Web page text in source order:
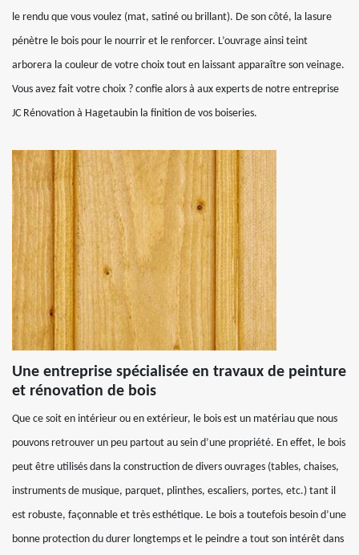
le rendu que vous voulez (mat, satiné ou brillant). De son côté, la lasure
pénètre le bois pour le nourrir et le renforcer. L’ouvrage ainsi teint
arborera la couleur de votre choix tout en laissant apparaître son veinage.
Vous avez fait votre choix ? confie alors à aux experts de notre entreprise
JC Rénovation à Hagetaubin la finition de vos boiseries.
Une entreprise spécialisée en travaux de peinture
et rénovation de bois
Que ce soit en intérieur ou en extérieur, le bois est un matériau que nous
pouvons retrouver un peu partout au sein d’une propriété. En effet, le bois
peut être utilisés dans la construction de divers ouvrages (tables, chaises,
instruments de musique, parquet, plinthes, escaliers, portes, etc.) tant il
est robuste, façonnable et très esthétique. Le bois a toutefois besoin d’une
bonne protection du durer longtemps et le peindre a tout son intérêt dans